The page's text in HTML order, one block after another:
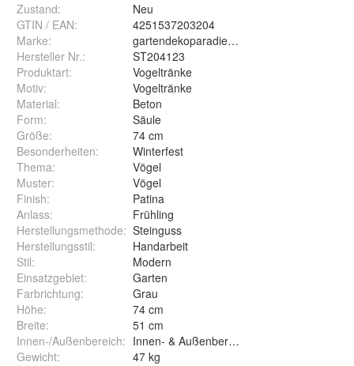
Zustand:
Neu
GTIN / EAN:
4251537203204
Marke:
gartendekoparadies.de
Hersteller Nr.:
ST204123
Produktart:
Vogeltränke
Motiv:
Vogeltränke
Material:
Beton
Form:
Säule
Größe:
74 cm
Besonderheiten:
Winterfest
Thema:
Vögel
Muster:
Vögel
Finish:
Patina
Anlass:
Frühling
Herstellungsmethode: Steinguss
Herstellungsstil:
Handarbeit
Stil:
Modern
Einsatzgebiet:
Garten
Farbrichtung:
Grau
Höhe:
74 cm
Breite:
51 cm
Innen-/Außenbereich: Innen- & Außenbereich
Gewicht: 47 kg